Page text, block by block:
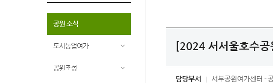
공원 소식
도시농업여가
공원조성
[2024 서서울호수
담당부서 서부공원여가센터